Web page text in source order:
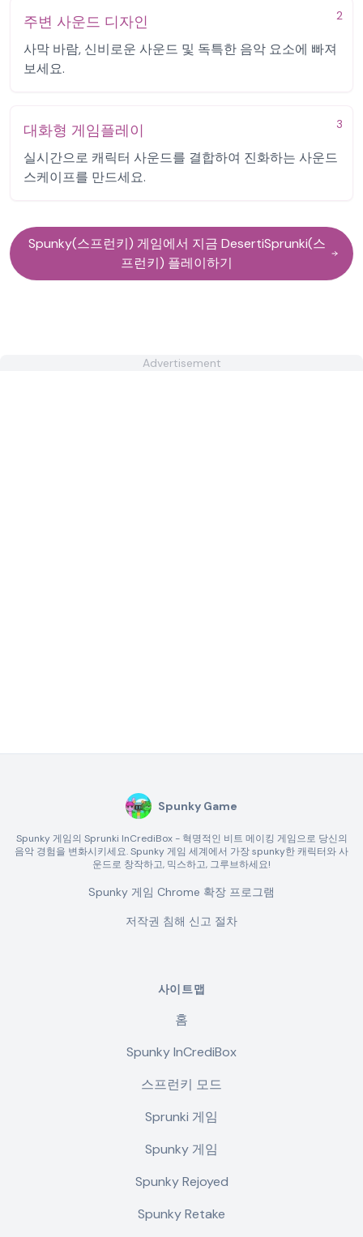
2
주변 사운드 디자인
사막 바람, 신비로운 사운드 및 독특한 음악 요소에 빠져
보세요.
3
대화형 게임플레이
실시간으로 캐릭터 사운드를 결합하여 진화하는 사운드
스케이프를 만드세요.
Spunky(스프런키) 게임에서 지금 DesertiSprunki(스
프런키) 플레이하기
Advertisement
Spunky Game
Spunky 게임의 Sprunki InCrediBox - 혁명적인 비트 메이킹 게임으로 당신의
음악 경험을 변화시키세요. Spunky 게임 세계에서 가장 spunky한 캐릭터와 사
운드로 창작하고, 믹스하고, 그루브하세요!
Spunky 게임 Chrome 확장 프로그램
저작권 침해 신고 절차
사이트맵
홈
Spunky InCrediBox
스프런키 모드
Sprunki 게임
Spunky 게임
Spunky Rejoyed
Spunky Retake